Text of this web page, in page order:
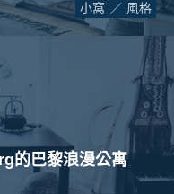
小窩 風格
的巴黎浪漫公寓